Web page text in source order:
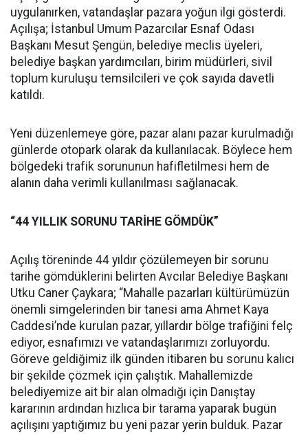
uygulanırken, vatandaşlar pazara yoğun ilgi gösterdi.
Açılışa; İstanbul Umum Pazarcılar Esnaf Odası
Başkanı Mesut Şengün, belediye meclis üyeleri,
belediye başkan yardımcıları, birim müdürleri, sivil
toplum kuruluşu temsilcileri ve çok sayıda davetli
katıldı.
Yeni düzenlemeye göre, pazar alanı pazar kurulmadığı
günlerde otopark olarak da kullanılacak. Böylece hem
bölgedeki trafik sorununun hafifletilmesi hem de
alanın daha verimli kullanılması sağlanacak.
“44 YILLIK SORUNU TARİHE GÖMDÜK”
Açılış töreninde 44 yıldır çözülemeyen bir sorunu
tarihe gömdüklerini belirten Avcılar Belediye Başkanı
Utku Caner Çaykara; “Mahalle pazarları kültürümüzün
önemli simgelerinden bir tanesi ama Ahmet Kaya
Caddesi’nde kurulan pazar, yıllardır bölge trafiğini felç
ediyor, esnafımızı ve vatandaşlarımızı zorluyordu.
Göreve geldiğimiz ilk günden itibaren bu sorunu kalıcı
bir şekilde çözmek için çalıştık. Mahallemizde
belediyemize ait bir alan olmadığı için Danıştay
kararının ardından hızlıca bir tarama yaparak bugün
açılışını yaptığımız bu yeni pazar yerin bulduk. Pazar